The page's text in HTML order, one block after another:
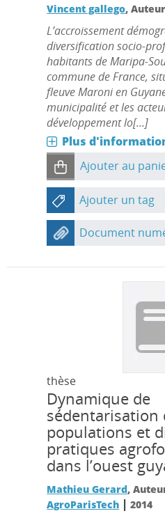
Vincent gallego, Auteur
L’accroissement
diversification socio-
habitants de Maripa-
commune de France,
fleuve Maroni en
municipalité et les
développement lo[...]
Plus
Ajouter au
Ajouter un tag
Document
thèse
Dynamique de
sédentarisation
populations et
pratiques
dans l’ouest
Mathieu Gerard,
AgroParisTech |2014